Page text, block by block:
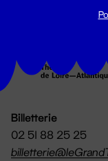
Billetterie
02 51 88 25 25